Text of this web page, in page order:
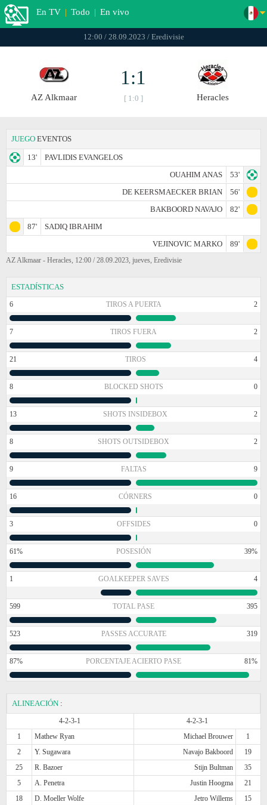
En TV | Todo | En vivo
12:00 / 28.09.2023 / Eredivisie
AZ Alkmaar
1:1
[ 1:0 ] Heracles
JUEGO EVENTOS
13'
PAVLIDIS EVANGELOS
OUAHIM ANAS
53'
DE KEERSMAECKER BRIAN
56'
BAKBOORD NAVAJO
82'
87'
SADIQ IBRAHIM
VEJINOVIC MARKO
89'
AZ Alkmaar - Heracles, 12:00 / 28.09.2023, jueves, Eredivisie
ESTADÍSTICAS
6 TIROS A PUERTA 2
7 TIROS FUERA 2
21 TIROS 4
8 BLOCKED SHOTS 0
13 SHOTS INSIDEBOX 2
8 SHOTS OUTSIDEBOX 2
9 FALTAS 9
16 CÓRNERS 0
3 OFFSIDES 0
61% POSESIÓN 39%
1 GOALKEEPER SAVES 4
599 TOTAL PASE 395
523 PASSES ACCURATE 319
87% PORCENTAJE ACIERTO PASE 81%
ALINEACIÓN :
4-2-3-1
4-2-3-1
1
Mathew Ryan Michael Brouwer
1
2
Y. Sugawara Navajo Bakboord
19
25
R. Bazoer Stijn Bultman
35
5
A. Penetra Justin Hoogma
21
18
D. Moeller Wolfe Jetro Willems
15